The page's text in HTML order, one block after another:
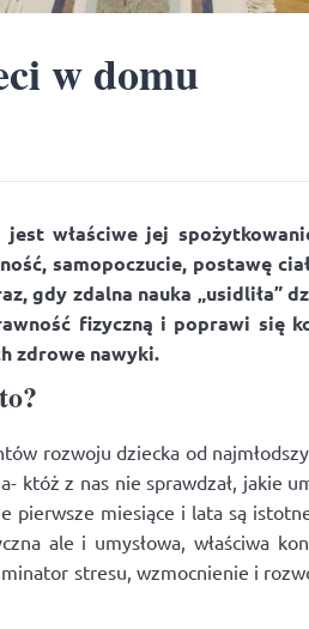
w domu
właściwe jej
samopoczucie, postawę
gdy zdalna nauka „usidliła”
fizyczną i poprawi się
zdrowe nawyki.
rozwoju dziecka od
któż z nas nie sprawdzał, jakie
pierwsze miesiące i lata są
ale i umysłowa, właściwa
stresu, wzmocnienie i